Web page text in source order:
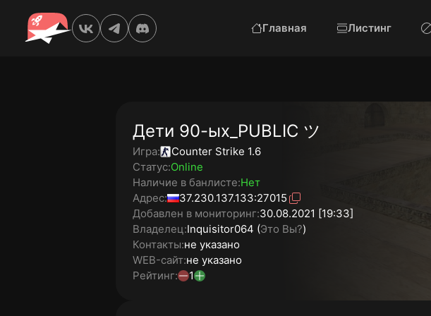
Главная Листинг
Дети 90-ых_PUBLIC ツ
Игра:
Counter Strike 1.6
Статус:Online
Наличие в банлисте:Нет
Адрес:
37.230.137.133:27015
Добавлен в мониторинг:30.08.2021 [19:33]
Владелец:Inquisitor064 (Это Вы?)
Контакты:не указано
WEB-сайт:не указано
Рейтинг:
1